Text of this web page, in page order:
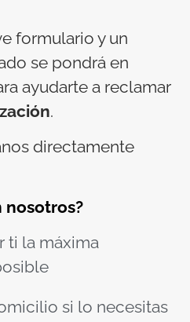
formulario y un
se pondrá en
ayudarte a reclamar
.
directamente
nosotros?
ti la máxima
si lo necesitas